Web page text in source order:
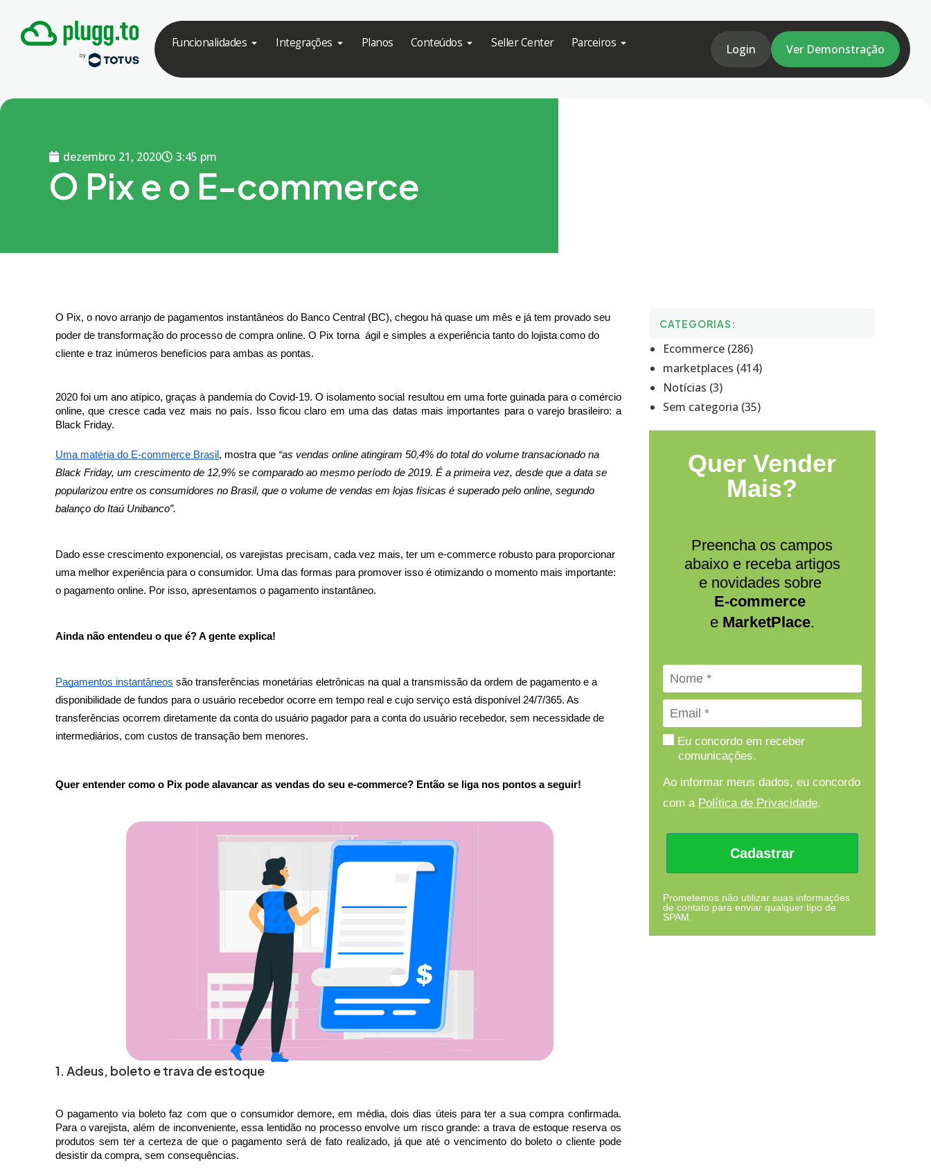
Funcionalidades Integrações Planos Conteúdos Seller Center Parceiros Login Ver Demonstração
dezembro 21, 2020 3:45 pm
O Pix e o E-commerce
O Pix, o novo arranjo de pagamentos instantâneos do Banco Central (BC), chegou há quase um mês e já tem provado seu
poder de transformação do processo de compra online. O Pix torna  ágil e simples a experiência tanto do lojista como do
cliente e traz inúmeros benefícios para ambas as pontas.
2020 foi um ano atípico, graças à pandemia do Covid-19. O isolamento social resultou em uma forte guinada para o comércio
online, que cresce cada vez mais no país. Isso ficou claro em uma das datas mais importantes para o varejo brasileiro: a
Black Friday.
Uma matéria do E-commerce Brasil , mostra que “as vendas online atingiram 50,4% do total do volume transacionado na
Black Friday, um crescimento de 12,9% se comparado ao mesmo período de 2019. É a primeira vez, desde que a data se
popularizou entre os consumidores no Brasil, que o volume de vendas em lojas físicas é superado pelo online, segundo
balanço do Itaú Unibanco”.
Dado esse crescimento exponencial, os varejistas precisam, cada vez mais, ter um e-commerce robusto para proporcionar
uma melhor experiência para o consumidor. Uma das formas para promover isso é otimizando o momento mais importante:
o pagamento online. Por isso, apresentamos o pagamento instantâneo.
Ainda não entendeu o que é? A gente explica!
Pagamentos instantâneos são transferências monetárias eletrônicas na qual a transmissão da ordem de pagamento e a
disponibilidade de fundos para o usuário recebedor ocorre em tempo real e cujo serviço está disponível 24/7/365. As
transferências ocorrem diretamente da conta do usuário pagador para a conta do usuário recebedor, sem necessidade de
intermediários, com custos de transação bem menores.
Quer entender como o Pix pode alavancar as vendas do seu e-commerce? Então se liga nos pontos a seguir!
1. Adeus, boleto e trava de estoque
O pagamento via boleto faz com que o consumidor demore, em média, dois dias úteis para ter a sua compra confirmada.
Para o varejista, além de inconveniente, essa lentidão no processo envolve um risco grande: a trava de estoque reserva os
produtos sem ter a certeza de que o pagamento será de fato realizado, já que até o vencimento do boleto o cliente pode
desistir da compra, sem consequências.
CATEGORIAS:
Ecommerce (286)
marketplaces (414)
Notícias (3)
Sem categoria (35)
Quer Vender
Mais?
Preencha os campos
abaixo e receba artigos
e novidades sobre
E-commerce
e MarketPlace.
Eu concordo em receber
comunicações.
Ao informar meus dados, eu concordo
com a Política de Privacidade.
Cadastrar
Prometemos não utilizar suas informações
de contato para enviar qualquer tipo de
SPAM.